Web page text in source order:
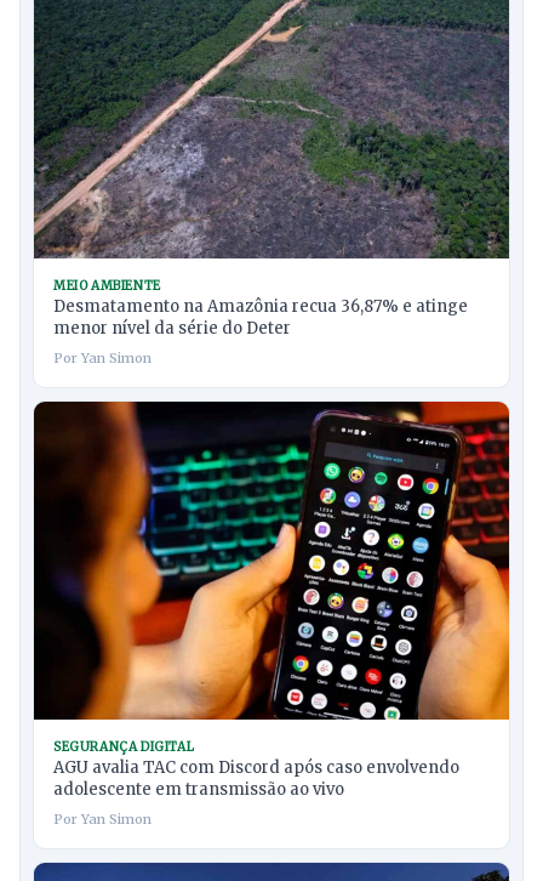
MEIO AMBIENTE
Desmatamento na Amazônia recua 36,87% e atinge
menor nível da série do Deter
Por Yan Simon
SEGURANÇA DIGITAL
AGU avalia TAC com Discord após caso envolvendo
adolescente em transmissão ao vivo
Por Yan Simon